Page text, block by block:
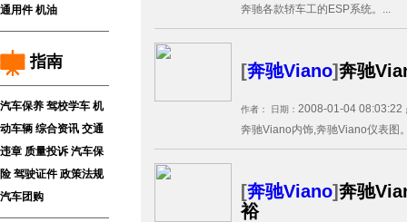
通用件 机油
指南
汽车保养 驾校学车 机
动车辆 综合资讯 交通
违章 质量投诉 汽车保
险 驾驶证件 政策法规
汽车团购
奔驰各款轿车工的ESP系统。...
[奔驰Viano]奔驰
作者： 日期： 2008-01-04 08:03:22
奔驰Viano内饰,奔驰Viano仪表图
[奔驰Viano]奔驰
裕